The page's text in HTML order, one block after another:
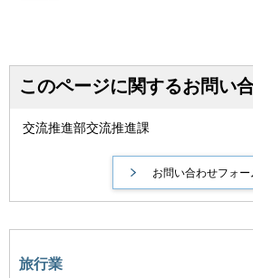
このページに関するお問い
交流推進部交流推進課
旅行業